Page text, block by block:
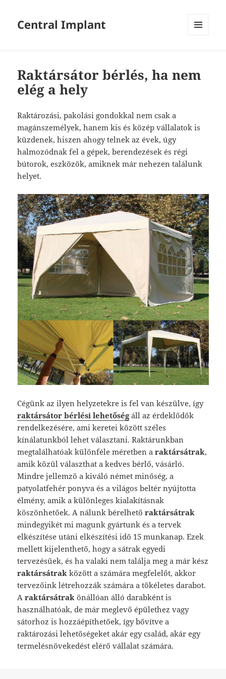
Central Implant
Raktársátor bérlés, ha nem
elég a hely
Raktározási, pakolási gondokkal nem csak a
magánszemélyek, hanem kis és közép vállalatok is
küzdenek, hiszen ahogy telnek az évek, úgy
halmozódnak fel a gépek, berendezések és régi
bútorok, eszközök, amiknek már nehezen találunk
helyet.
Cégünk az ilyen helyzetekre is fel van készülve, így
raktársátor bérlési lehetőségáll az érdeklődők
rendelkezésére, ami keretei között széles
kínálatunkból lehet választani.Raktárunkban
megtalálhatóak különféle méretben araktársátrak,
amik közül választhat a kedves bérlő, vásárló.
Mindre jellemző a kiváló német minőség, a
patyolatfehér ponyva és a világos beltér nyújtotta
élmény, amik a különleges kialakításnak
köszönhetőek. A nálunk bérelhetőraktársátrak
mindegyikét mi magunk gyártunk és a tervek
elkészítése utáni elkészítési idő 15 munkanap. Ezek
mellett kijelenthető, hogy a sátrak egyedi
tervezésűek, és ha valaki nem találja meg a már kész
raktársátrak között a számára megfelelőt, akkor
tervezőink létrehozzák számára a tökéletes darabot.
Araktársátrak önállóan álló darabként is
használhatóak, de már meglevő épülethez vagy
sátorhoz is hozzáépíthetőek, így bővítve a
raktározási lehetőségeket akár egy család, akár egy
termelésnövekedést elérő vállalat számára.